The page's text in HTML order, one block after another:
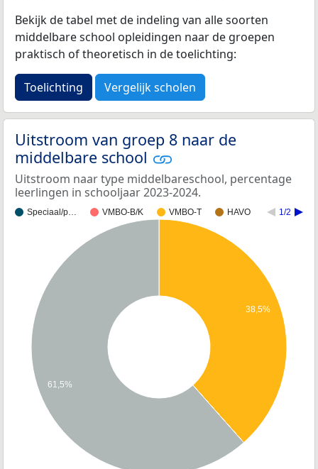
Bekijk de tabel met de indeling van alle soorten
middelbare school opleidingen naar de groepen
praktisch of theoretisch in de toelichting:
Toelichting Vergelijk scholen
Uitstroom van groep 8 naar de
middelbare school
Uitstroom naar type middelbareschool, percentage
leerlingen in schooljaar 2023-2024.
Speciaal/p… VMBO-B/K VMBO-T HAVO 1/2
38,5%
61,5%